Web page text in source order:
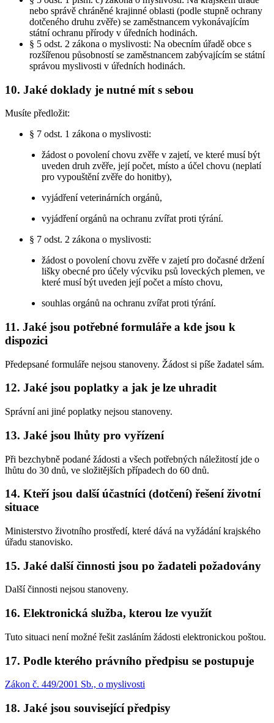
nebo správě chráněné krajinné oblasti (podle stupně ochrany
dotčeného druhu zvěře) se zaměstnancem vykonávajícím
státní ochranu přírody v úředních hodinách.
§ 5 odst. 2 zákona o myslivosti: Na obecním úřadě obce s
rozšířenou působností se zaměstnancem zabývajícím se státní
správou myslivosti v úředních hodinách.
10. Jaké doklady je nutné mít s sebou
Musíte předložit:
§ 7 odst. 1 zákona o myslivosti:
žádost o povolení chovu zvěře v zajetí, ve které musí být
uveden druh zvěře, její počet, místo a účel chovu (neplatí
pro vypouštění zvěře do honitby),
vyjádření veterinárních orgánů,
vyjádření orgánů na ochranu zvířat proti týrání.
§ 7 odst. 2 zákona o myslivosti:
žádost o povolení chovu zvěře v zajetí pro dočasné držení
lišky obecné pro účely výcviku psů loveckých plemen, ve
které musí být uveden její počet a místo chovu,
souhlas orgánů na ochranu zvířat proti týrání.
11. Jaké jsou potřebné formuláře a kde jsou k
dispozici
Předepsané formuláře nejsou stanoveny. Žádost si píše žadatel sám.
12. Jaké jsou poplatky a jak je lze uhradit
Správní ani jiné poplatky nejsou stanoveny.
13. Jaké jsou lhůty pro vyřízení
Při bezchybně podané žádosti a všech potřebných náležitostí jde o
lhůtu do 30 dnů, ve složitějších případech do 60 dnů.
14. Kteří jsou další účastníci (dotčení) řešení životní
situace
Ministerstvo životního prostředí, které dává na vyžádání krajského
úřadu stanovisko.
15. Jaké další činnosti jsou po žadateli požadovány
Další činnosti nejsou stanoveny.
16. Elektronická služba, kterou lze využít
Tuto situaci není možné řešit zasláním žádosti elektronickou poštou.
17. Podle kterého právního předpisu se postupuje
Zákon č. 449/2001 Sb., o myslivosti
18. Jaké jsou související předpisy